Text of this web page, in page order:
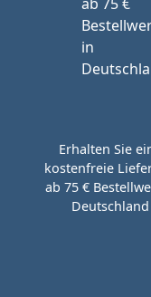
Erhalten Sie
kostenfreie
ab 75 €
Deutschland